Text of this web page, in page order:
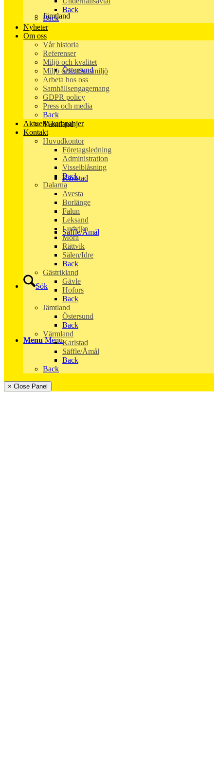
Jämtland
Östersund
Värmland
Karlstad
Säffle/Åmål
Sök
Menu Menu
Back
Back
Nyheter
Om oss
Vår historia
Referenser
Miljö och kvalitet
Miljö och arbetsmiljö
Arbeta hos oss
Samhällsengagemang
GDPR policy
Press och media
Back
Aktuella kampanjer
Kontakt
Huvudkontor
Företagsledning
Administration
Visselblåsning
Back
Dalarna
Avesta
Borlänge
Falun
Leksand
Ludvika
Mora
Rättvik
Sälen/Idre
Back
Gästrikland
Gävle
Hofors
Back
Jämtland
Östersund
Back
Värmland
Karlstad
Säffle/Åmål
Back
Back
× Close Panel